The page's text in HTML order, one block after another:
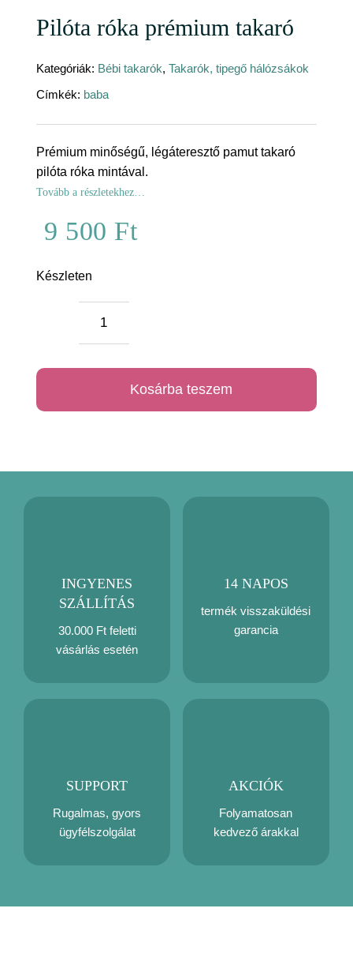
Pilóta róka prémium takaró
Kategóriák: Bébi takarók, Takarók, tipegő hálózsákok
Címkék: baba
Prémium minőségű, légáteresztő pamut takaró
pilóta róka mintával.
Tovább a részletekhez…
9 500 Ft
Készleten
takaróKosárba teszem
INGYENES
SZÁLLÍTÁS
30.000 Ft feletti
vásárlás esetén
14 NAPOS
termék visszaküldési
garancia
SUPPORT
Rugalmas, gyors
ügyfélszolgálat
AKCIÓK
Folyamatosan
kedvező árakkal